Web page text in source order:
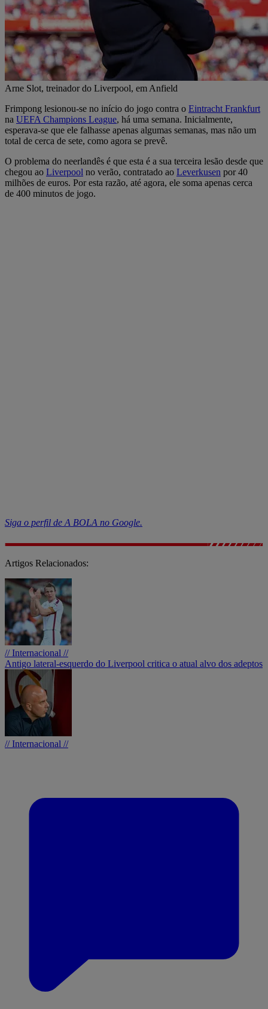
Arne Slot, treinador do Liverpool, em Anfield
Frimpong lesionou-se no início do jogo contra o Eintracht Frankfurt
na UEFA Champions League, há uma semana. Inicialmente,
esperava-se que ele falhasse apenas algumas semanas, mas não um
total de cerca de sete, como agora se prevê.
O problema do neerlandês é que esta é a sua terceira lesão desde que
chegou ao Liverpool no verão, contratado ao Leverkusen por 40
milhões de euros. Por esta razão, até agora, ele soma apenas cerca
de 400 minutos de jogo.
Siga o perfil de A BOLA no Google.
Artigos Relacionados:
// Internacional //
Antigo lateral-esquerdo do Liverpool critica o atual alvo dos adeptos
// Internacional //